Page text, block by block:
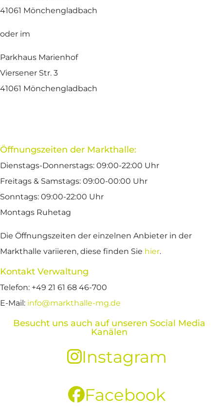
41061 Mönchengladbach
oder im
Parkhaus Marienhof
Viersener Str. 3
41061 Mönchengladbach
Öffnungszeiten der Markthalle:
Dienstags-Donnerstags: 09:00-22:00 Uhr
Freitags & Samstags: 09:00-00:00 Uhr
Sonntags: 09:00-22:00 Uhr
Montags Ruhetag
Die Öffnungszeiten der einzelnen Anbieter in der
Markthalle variieren, diese finden Sie hier.
Kontakt Verwaltung
Telefon: +49 21 61 68 46-700
E-Mail: info@markthalle-mg.de
Besucht uns auch auf unseren Social Media
Kanälen
Instagram
Facebook